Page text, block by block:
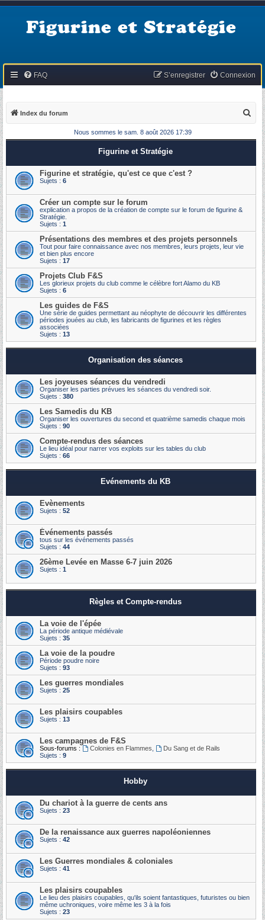
Figurine et Stratégie
FAQ Connexion
S’enregistrer
Index du forum
c
Nous sommes le sam. 8 août 2026 17:39
Figurine et Stratégie
Figurine et stratégie, qu'est ce que c'est ?
Sujets : 6
Créer un compte sur le forum
explication a propos de la création de compte sur le forum de figurine &
Stratégie.
Sujets : 1
Présentations des membres et des projets personnels
Tout pour faire connaissance avec nos membres, leurs projets, leur vie
et bien plus encore
Sujets : 17
Projets Club F&S
Les glorieux projets du club comme le célèbre fort Alamo du KB
Sujets : 6
Les guides de F&S
Une série de guides permettant au néophyte de découvrir les différentes
périodes jouées au club, les fabricants de figurines et les règles
associées
Sujets : 13
Organisation des séances
Les joyeuses séances du vendredi
Organiser les parties prévues les séances du vendredi soir.
Sujets : 380
Les Samedis du KB
Organiser les ouvertures du second et quatrième samedis chaque mois
Sujets : 90
Compte-rendus des séances
Le lieu idéal pour narrer vos exploits sur les tables du club
Sujets : 66
Evénements du KB
Evènements
Sujets : 52
Événements passés
tous sur les événements passés
Sujets : 44
26ème Levée en Masse 6-7 juin 2026
Sujets : 1
Règles et Compte-rendus
La voie de l'épée
La période antique médiévale
Sujets : 35
La voie de la poudre
Période poudre noire
Sujets : 93
Les guerres mondiales
Sujets : 25
Les plaisirs coupables
Sujets : 13
Les campagnes de F&S
Sous-forums : Colonies en Flammes
Du Sang et de Rails
Sujets : 9
Hobby
Du chariot à la guerre de cents ans
Sujets : 23
De la renaissance aux guerres napoléoniennes
Sujets : 42
Les Guerres mondiales & coloniales
Sujets : 41
Les plaisirs coupables
Le lieu des plaisirs coupables, qu'ils soient fantastiques, futuristes ou bien
même uchroniques, voire même les 3 à la fois
Sujets : 23